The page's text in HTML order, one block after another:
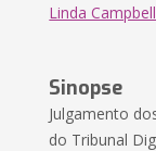
Linda Campbell
Sinopse
Julgamento
do Tribunal